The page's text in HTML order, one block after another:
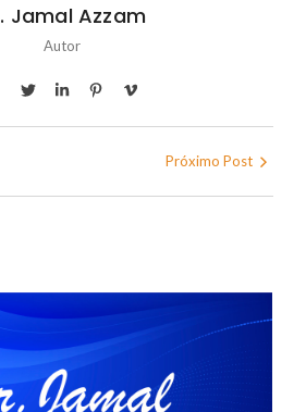
Jamal Azzam
Autor
Próximo Post